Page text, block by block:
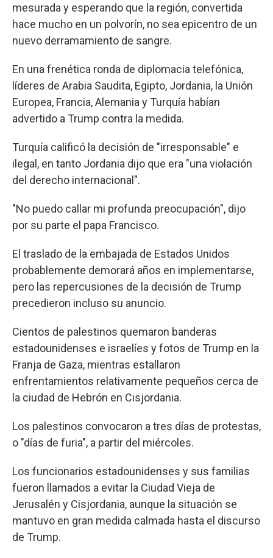
mesurada y esperando que la región, convertida
hace mucho en un polvorín, no sea epicentro de un
nuevo derramamiento de sangre.
En una frenética ronda de diplomacia telefónica,
líderes de Arabia Saudita, Egipto, Jordania, la Unión
Europea, Francia, Alemania y Turquía habían
advertido a Trump contra la medida.
Turquía calificó la decisión de "irresponsable" e
ilegal, en tanto Jordania dijo que era "una violación
del derecho internacional".
"No puedo callar mi profunda preocupación", dijo
por su parte el papa Francisco.
El traslado de la embajada de Estados Unidos
probablemente demorará años en implementarse,
pero las repercusiones de la decisión de Trump
precedieron incluso su anuncio.
Cientos de palestinos quemaron banderas
estadounidenses e israelíes y fotos de Trump en la
Franja de Gaza, mientras estallaron
enfrentamientos relativamente pequeños cerca de
la ciudad de Hebrón en Cisjordania.
Los palestinos convocaron a tres días de protestas,
o "días de furia", a partir del miércoles.
Los funcionarios estadounidenses y sus familias
fueron llamados a evitar la Ciudad Vieja de
Jerusalén y Cisjordania, aunque la situación se
mantuvo en gran medida calmada hasta el discurso
de Trump.